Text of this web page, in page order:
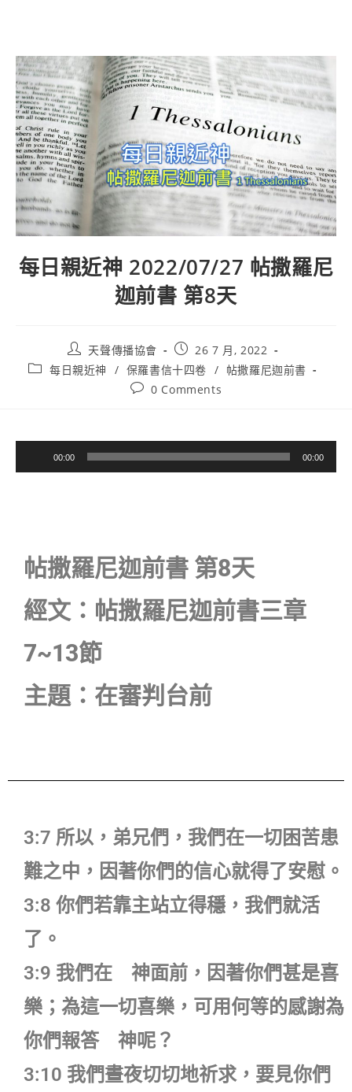
每日親近神 2022/07/27 帖撒羅尼
迦前書 第8天
天聲傳播協會
26 7 月, 2022
每日親近神
/ 保羅書信十四卷 / 帖撒羅尼迦前書
0 Comments
訊
00:00 00:00
帖撒羅尼迦前書 第8天
經文：帖撒羅尼迦前書三章
7~13節
主題：在審判台前
3:7 所以，弟兄們，我們在一切困苦患
難之中，因著你們的信心就得了安慰。
3:8 你們若靠主站立得穩，我們就活
了。
3:9 我們在 神面前，因著你們甚是喜
樂；為這一切喜樂，可用何等的感謝為
你們報答 神呢？
3:10 我們晝夜切切地祈求，要見你們